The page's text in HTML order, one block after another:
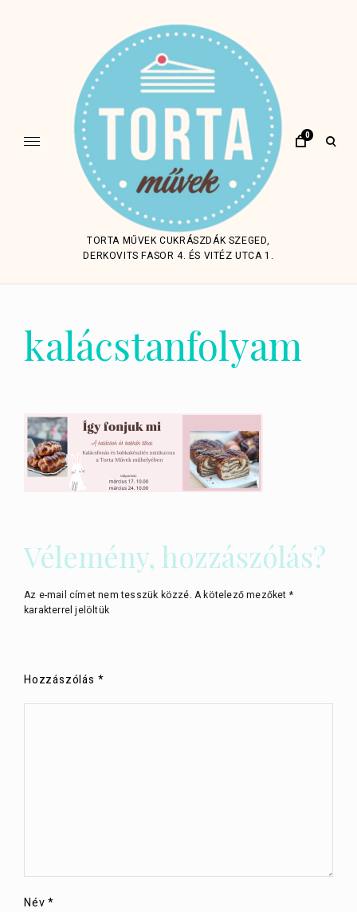
TORTA MŰVEK CUKRÁSZDÁK SZEGED,
DERKOVITS FASOR 4. ÉS VITÉZ UTCA 1.
0
open
kalácstanfolyam
Vélemény, hozzászólás?
Az e-mail címet nem tesszük közzé. A kötelező mezőket *
karakterrel jelöltük
Hozzászólás *
Név*